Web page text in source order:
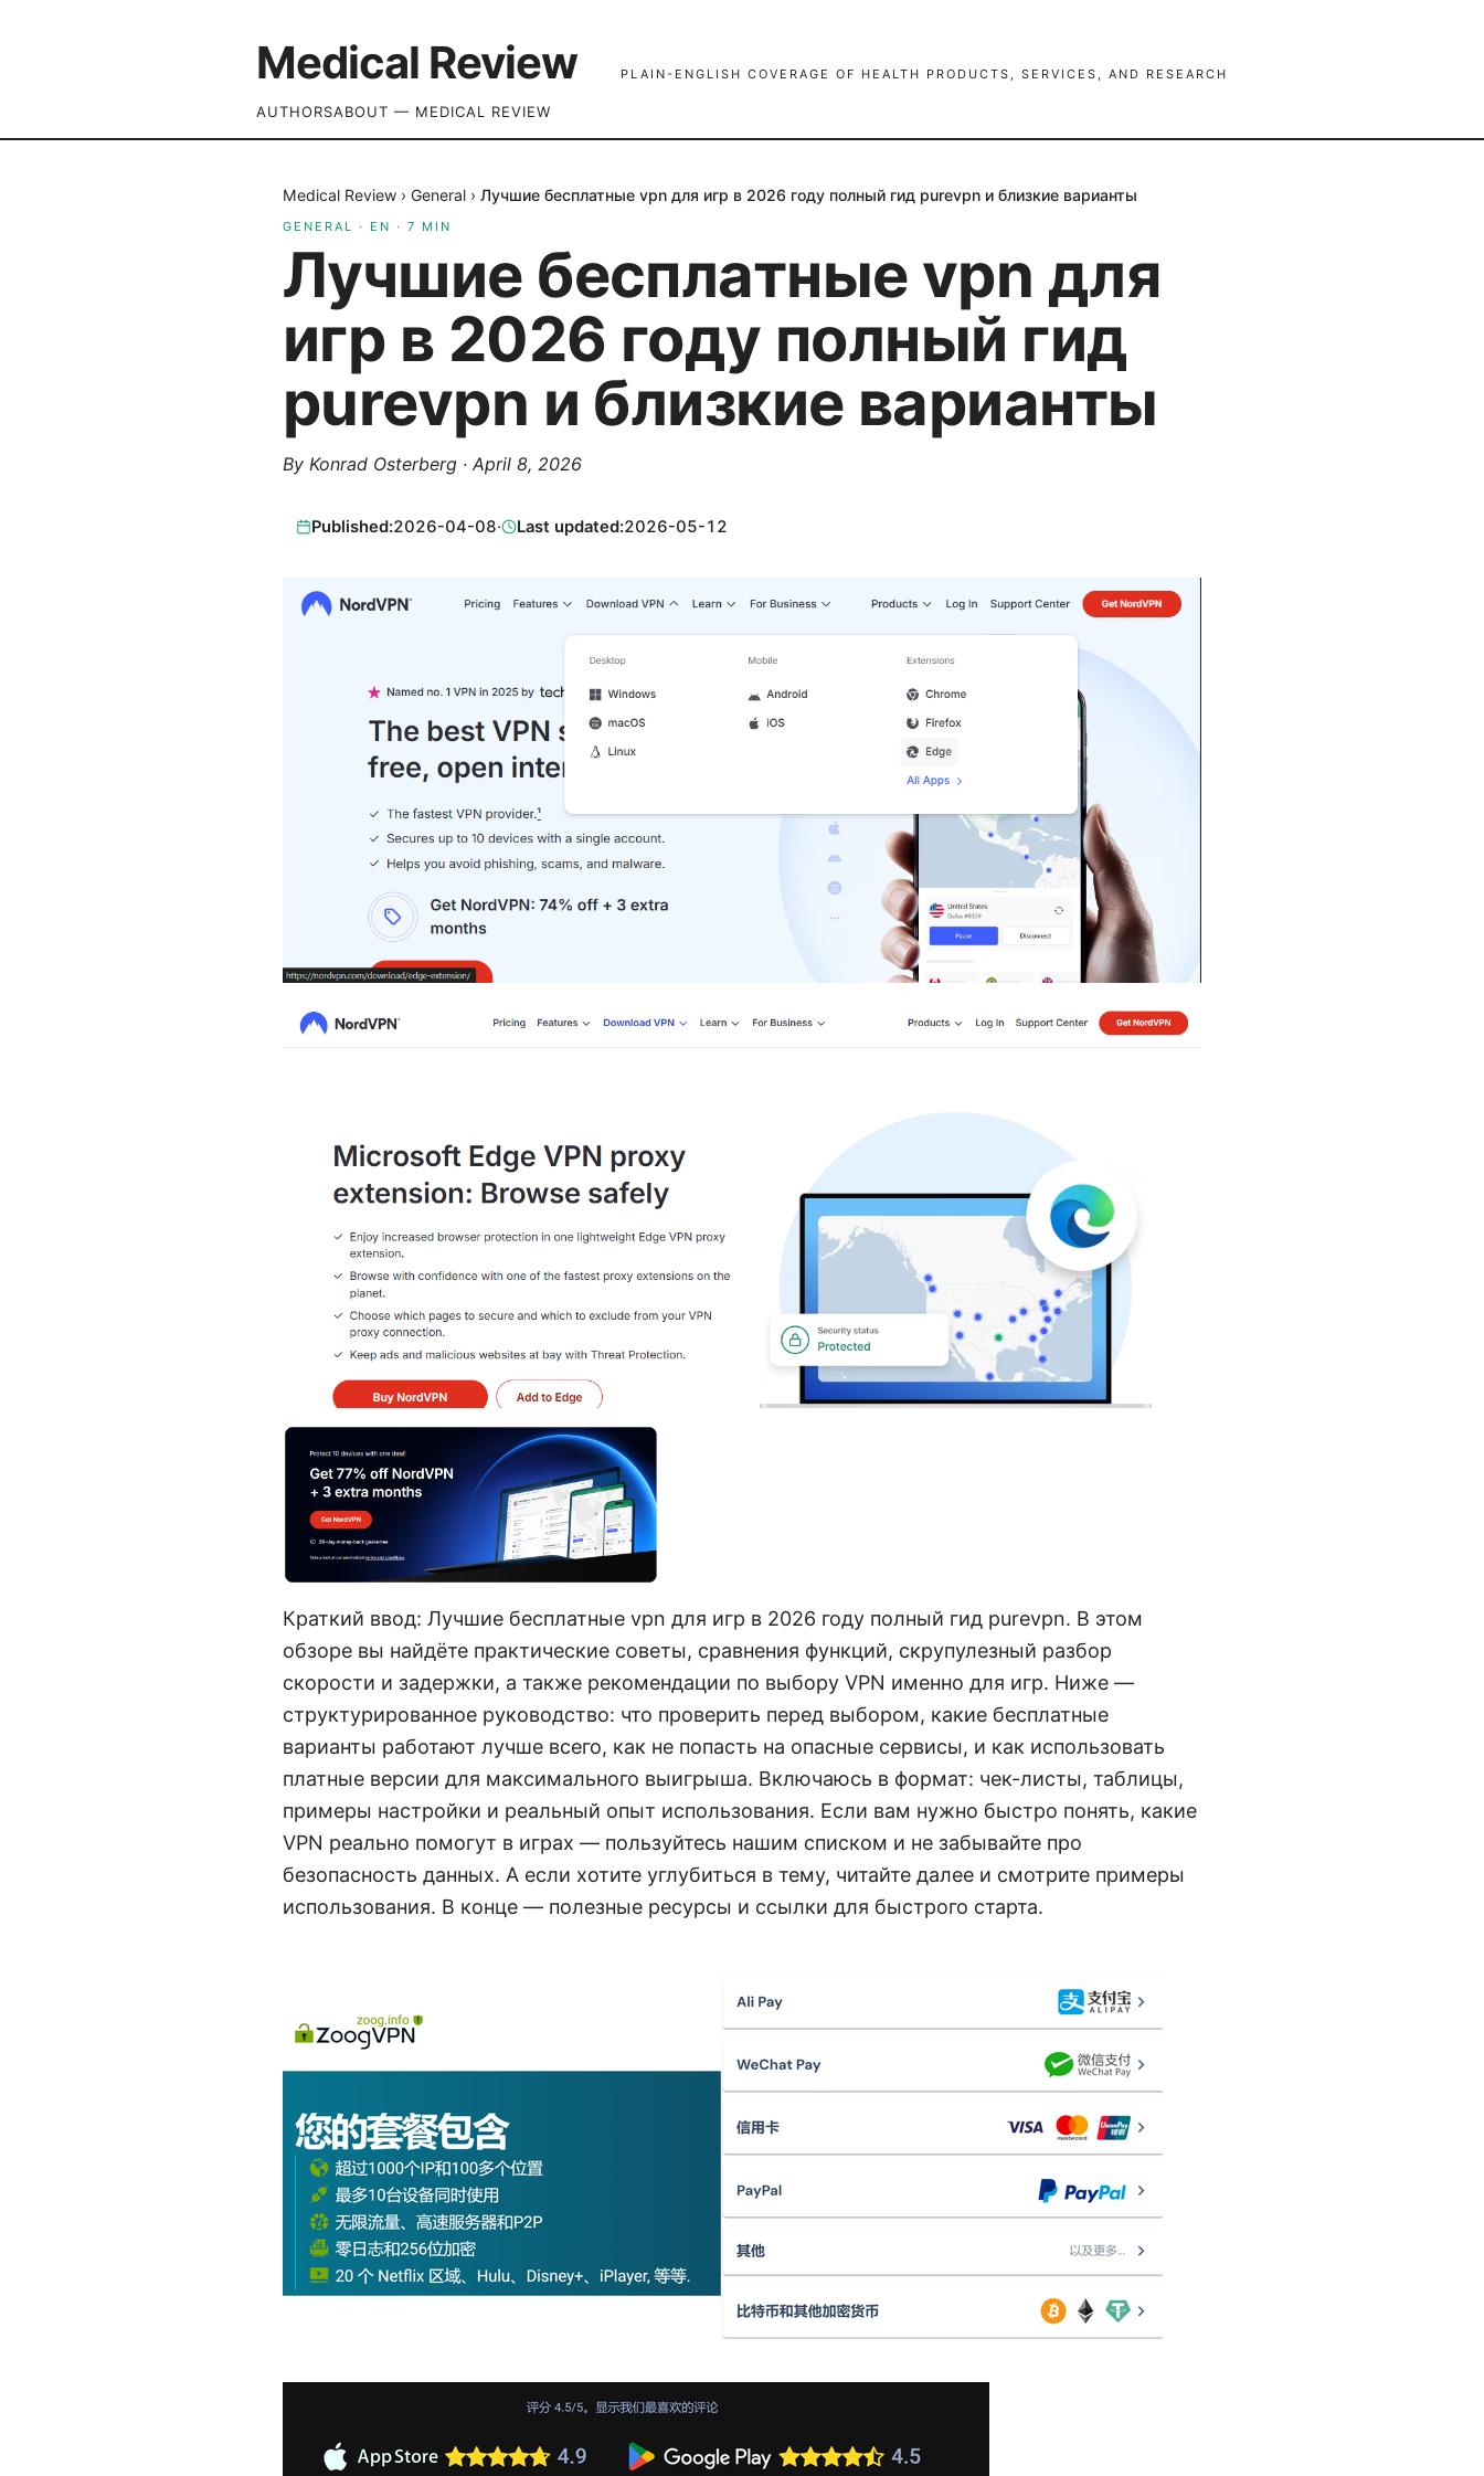
Medical Review PLAIN-ENGLISH COVERAGE OF HEALTH PRODUCTS, SERVICES, AND RESEARCH
AUTHORSABOUT — MEDICAL REVIEW
Medical Review › General › Лучшие бесплатные vpn для игр в 2026 году полный гид purevpn и близкие варианты
GENERAL · EN · 7 MIN
Лучшие бесплатные vpn для
игр в 2026 году полный гид
purevpn и близкие варианты
By Konrad Osterberg · April 8, 2026
Published:2026-04-08· Last updated:2026-05-12
Краткий ввод: Лучшие бесплатные vpn для игр в 2026 году полный гид purevpn. В этом
обзоре вы найдёте практические советы, сравнения функций, скрупулезный разбор
скорости и задержки, а также рекомендации по выбору VPN именно для игр. Ниже —
структурированное руководство: что проверить перед выбором, какие бесплатные
варианты работают лучше всего, как не попасть на опасные сервисы, и как использовать
платные версии для максимального выигрыша. Включаюсь в формат: чек-листы, таблицы,
примеры настройки и реальный опыт использования. Если вам нужно быстро понять, какие
VPN реально помогут в играх — пользуйтесь нашим списком и не забывайте про
безопасность данных. А если хотите углубиться в тему, читайте далее и смотрите примеры
использования. В конце — полезные ресурсы и ссылки для быстрого старта.